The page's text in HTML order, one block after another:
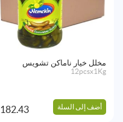
مخلل خيار ناماكن تشويس
12pcsx1Kg
أضف إلى السلة 182.43